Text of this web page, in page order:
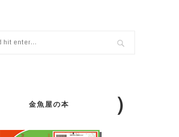
金魚屋の本